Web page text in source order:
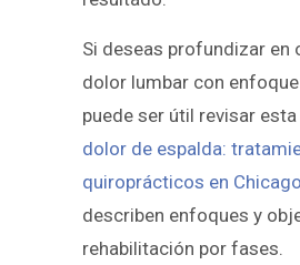
Si deseas profundizar en
dolor lumbar con
puede ser útil revisar
dolor de espalda:
quiroprácticos en Chicago
describen enfoques y
rehabilitación por fases.